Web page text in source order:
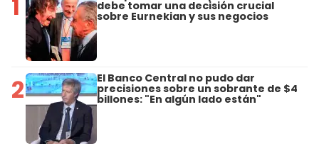
1 debe tomar una decisión crucial
sobre Eurnekian y sus negocios
2 El Banco Central no pudo dar
precisiones sobre un sobrante de $4
billones: "En algún lado están"